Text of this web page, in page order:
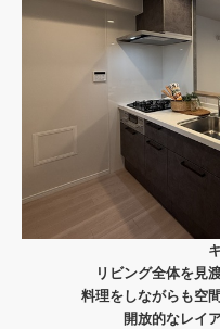
リビング全体を見
料理をしながらも空
開放的なレイ